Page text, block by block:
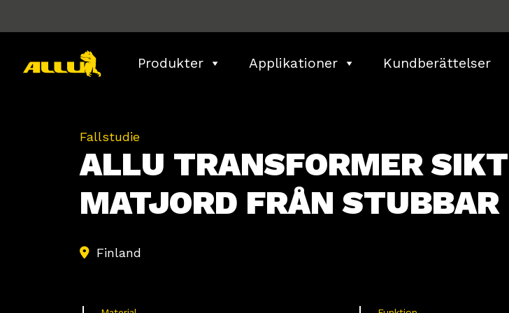
Produkter Applikationer Kundberättelser
Fallstudie
ALLU TRANSFORMER
MATJORD FRÅN STUBBAR
Finland